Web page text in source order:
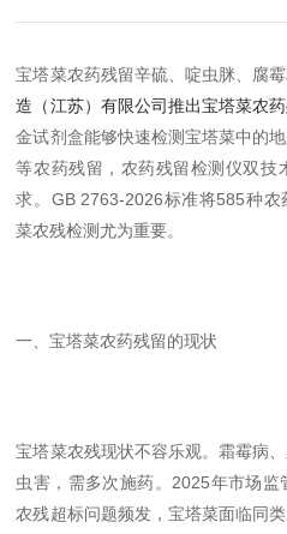
宝塔菜农药残留辛硫、啶虫脒、腐
造（江苏）有限公司推出宝塔菜农
金试剂盒能够快速检测宝塔菜中的
等农药残留，农药残留检测仪双技
求。 GB 2763-2026标准将585种
菜农残检测尤为重要。
一、宝塔菜农药残留的现状
宝塔菜农残现状不容乐观。霜霉病
虫害，需多次施药。 2025年市场监
农残超标问题频发，宝塔菜面临同